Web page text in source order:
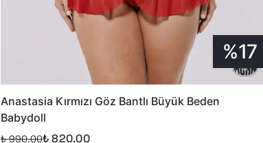
%17
Anastasia Kırmızı Göz Bantlı Büyük Beden
Babydoll
₺ 990.00₺ 820.00